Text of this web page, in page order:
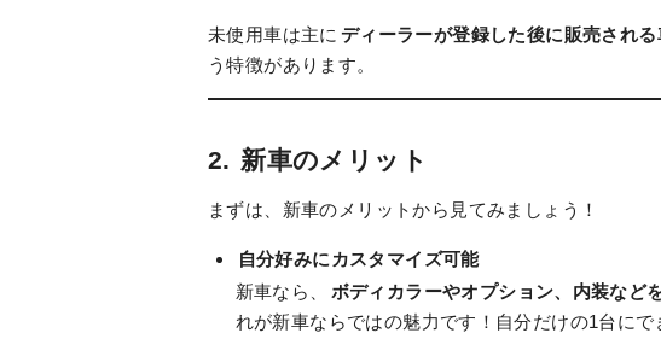
未使用車は主に ディーラーが登録した後に販売される
う特徴があります。
2. 新車のメリット
まずは、新車のメリットから見てみましょう！
自分好みにカスタマイズ可能
新車なら、
ボディカラーやオプション、内装など
れが新車ならではの魅力です！自分だけの1台にで